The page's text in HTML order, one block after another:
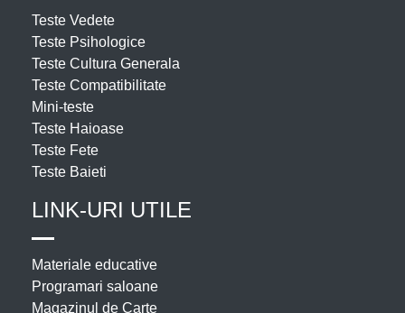
Teste Vedete
Teste Psihologice
Teste Cultura Generala
Teste Compatibilitate
Mini-teste
Teste Haioase
Teste Fete
Teste Baieti
LINK-URI UTILE
Materiale educative
Programari saloane
Magazinul de Carte